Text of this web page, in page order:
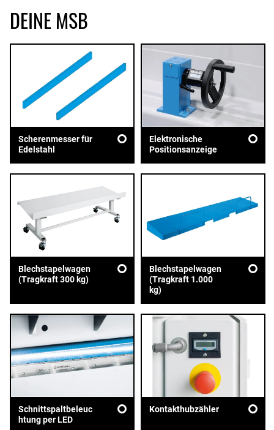
DEINE MSB
Scherenmesser für
Edelstahl
Elektronische
Positionsanzeige
Blechstapelwagen
(Tragkraft 300 kg)
Blechstapelwagen
(Tragkraft 1.000
kg)
Schnittspaltbeleuc
htung per LED
Kontakthubzähler